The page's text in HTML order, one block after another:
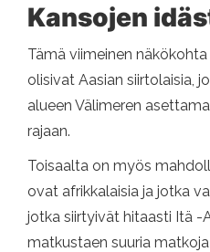
Kansojen
Tämä viimeinen
olisivat Aasian siirtolaisia,
alueen Välimeren
rajaan.
Toisaalta on myös
ovat afrikkalaisia ​​ja jotka
jotka siirtyivät hitaasti Itä -
matkustaen suuria